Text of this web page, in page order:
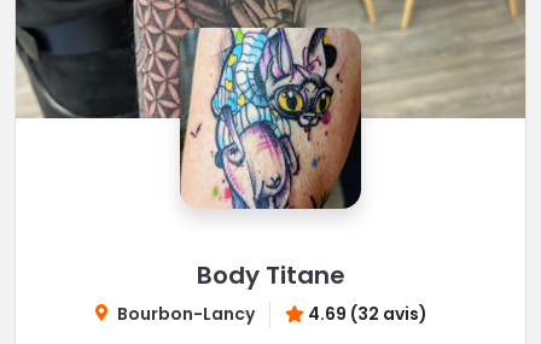
Body Titane
Bourbon-Lancy 4.69 (32 avis)